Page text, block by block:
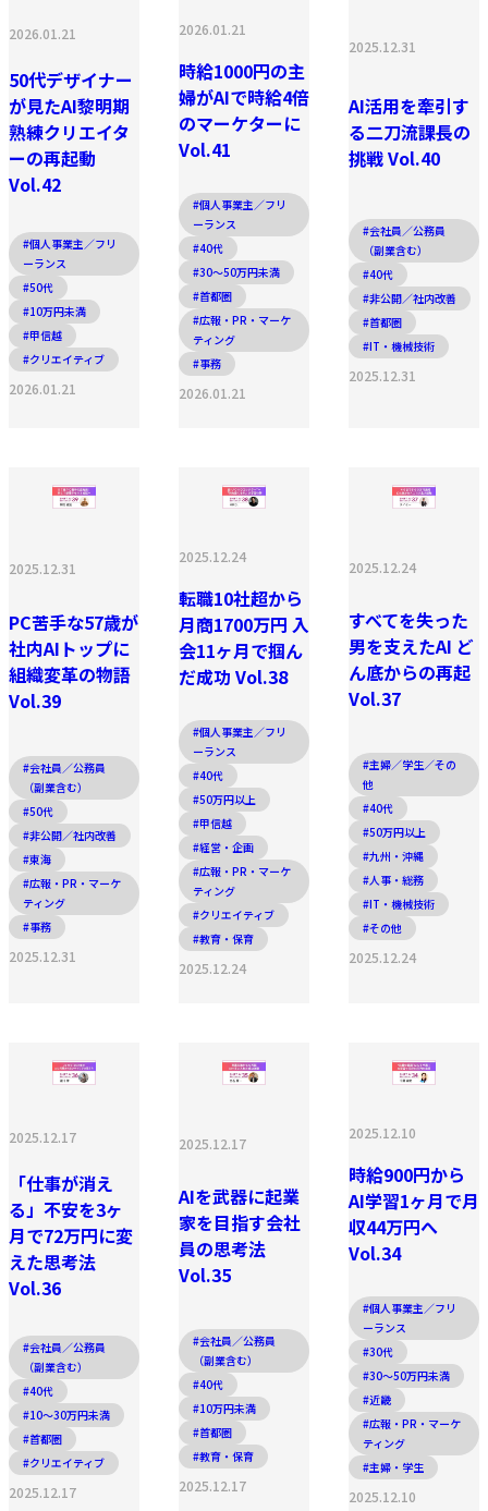
2026.01.21
50代デザイナー
が見たAI黎明期
熟練クリエイタ
ーの再起動
Vol.42
#個人事業主／フリ
ーランス
#50代
#10万円未満
#甲信越
#クリエイティブ
2026.01.21
2026.01.21
時給1000円の主
婦がAIで時給4倍
のマーケターに
Vol.41
#個人事業主／フリ
ーランス
#40代
#30〜50万円未満
#首都圏
#広報・PR・マーケ
ティング
#事務
2026.01.21
2025.12.31
AI活用を牽引す
る二刀流課長の
挑戦 Vol.40
#会社員／公務員
（副業含む）
#40代
#非公開／社内改善
#首都圏
#IT・機械技術
2025.12.31
2025.12.31
PC苦手な57歳が
社内AIトップに
組織変革の物語
Vol.39
#会社員／公務員
（副業含む）
#50代
#非公開／社内改善
#東海
#広報・PR・マーケ
ティング
#事務
2025.12.31
2025.12.24
転職10社超から
月商1700万円 入
会11ヶ月で掴ん
だ成功 Vol.38
#個人事業主／フリ
ーランス
#40代
#50万円以上
#甲信越
#経営・企画
#広報・PR・マーケ
ティング
#クリエイティブ
#教育・保育
2025.12.24
2025.12.24
すべてを失った
男を支えたAI ど
ん底からの再起
Vol.37
#主婦／学生／その
他
#40代
#50万円以上
#九州・沖縄
#人事・総務
#IT・機械技術
#その他
2025.12.24
2025.12.17
「仕事が消え
る」不安を3ヶ
月で72万円に変
えた思考法
Vol.36
#会社員／公務員
（副業含む）
#40代
#10〜30万円未満
#首都圏
#クリエイティブ
2025.12.17
2025.12.17
AIを武器に起業
家を目指す会社
員の思考法
Vol.35
#会社員／公務員
（副業含む）
#40代
#10万円未満
#首都圏
#教育・保育
2025.12.17
2025.12.10
時給900円から
AI学習1ヶ月で月
収44万円へ
Vol.34
#個人事業主／フリ
ーランス
#30代
#30〜50万円未満
#近畿
#広報・PR・マーケ
ティング
#主婦・学生
2025.12.10